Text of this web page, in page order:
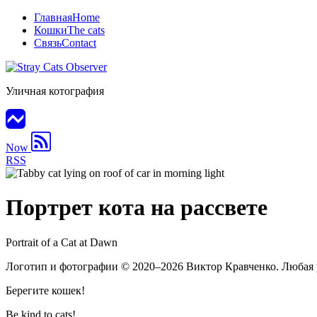
ГлавнаяHome
КошкиThe cats
СвязьContact
Уличная котография
Now
RSS
Портрет кота на рассвете
Portrait of a Cat at Dawn
Логотип и фотографии © 2020–2026 Виктор Кравченко. Любая
Берегите кошек!
Be kind to cats!